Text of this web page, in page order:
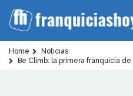
Home
Noticias
Be Climb: la primera franquicia